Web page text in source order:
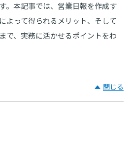
。本記事では、営業日報を作成す
よって得られるメリット、そして
で、実務に活かせるポイントをわ
閉じる